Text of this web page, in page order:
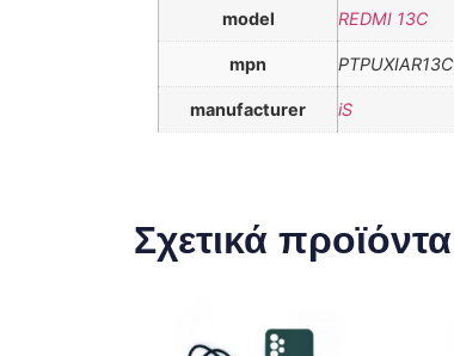
model REDMI 13C
mpn PTPUXIAR13C
manufacturer iS
Σχετικά προϊόντα